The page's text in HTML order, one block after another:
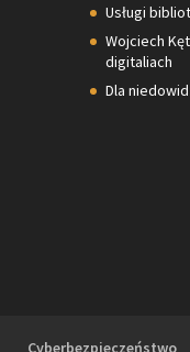
Usługi
Wojciech
digitaliach
Dla
Cyberbezpieczeństwo